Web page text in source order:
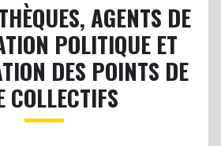
AGENTS DE
POLITIQUE ET
DES POINTS DE
COLLECTIFS